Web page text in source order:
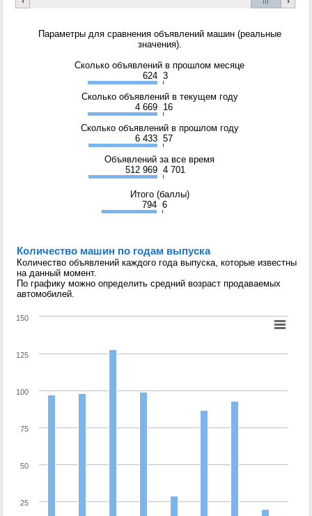
Параметры для сравнения объявлений машин (реальные
значения).
Сколько объявлений в прошлом месяце
624 3
Сколько объявлений в текущем году
4 669 16
Сколько объявлений в прошлом году
6 433 57
Объявлений за все время
512 969 4 701
Итого (баллы)
794 6
Количество машин по годам выпуска
Количество объявлений каждого года выпуска, которые известны
на данный момент.
По графику можно определить средний возраст продаваемых
автомобилей.
25
50
75
100
125
150